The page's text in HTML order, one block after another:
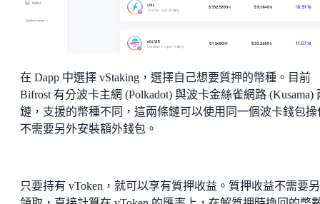
在 Dapp 中選擇 vStaking，選擇自己想要質押的幣種。目前
Bifrost 有分波卡主網 (Polkadot) 與波卡金絲雀網路 (Kusama)
鏈，支援的幣種不同，這兩條鏈可以使用同一個波卡錢包操
不需要另外安裝額外錢包。
只要持有 vToken，就可以享有質押收益。質押收益不需要